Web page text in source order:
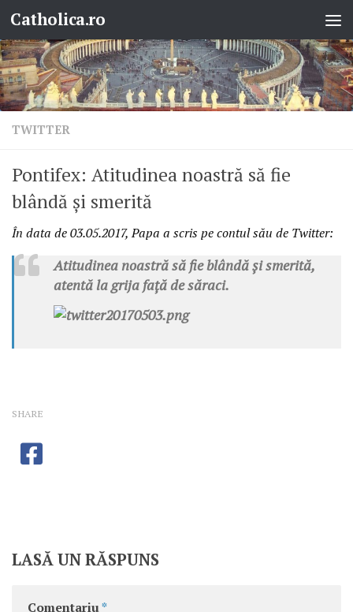
Skip to content
Catholica.ro
TWITTER
Pontifex: Atitudinea noastră să fie
blândă și smerită
În data de03.05.2017, Papa a scris pe contul său de Twitter:
Atitudinea noastră să fie blândă și smerită,
atentă la grija față de săraci.
SHARE
LASĂ UN RĂSPUNS
Comentariu*